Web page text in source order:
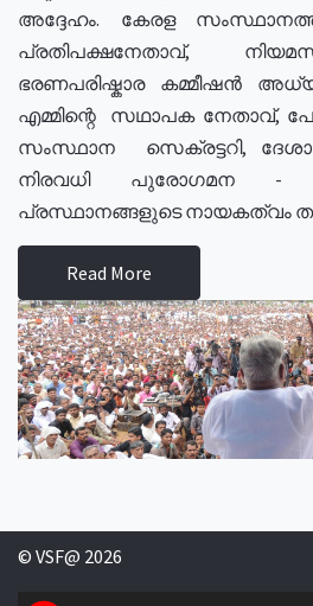
അദ്ദേഹം. കേരള
പ്രതിപക്ഷനേതാവ്,
ഭരണപരിഷ്കാര കമ്മീഷൻ
എമ്മിന്റെ സഥാപക നേതാവ്,
സംസ്ഥാന സെക്രട്ടറി,
നിരവധി പുരോഗമന -
പ്രസ്ഥാനങ്ങളുടെ നായകത്വം
Read More
© VSF@ 2026